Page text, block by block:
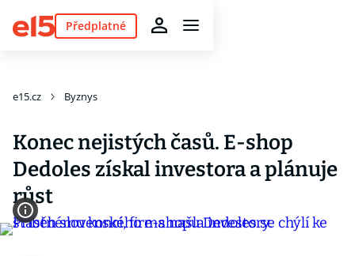
Předplatné
e15.cz Byznys
Konec nejistých časů. E-shop
Dedoles získal investora a plánuje
růst